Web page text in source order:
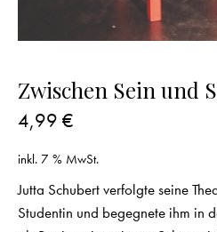
Zwischen Sein und
4,99 €
inkl. 7 % MwSt.
Jutta Schubert verfolgte seine
Studentin und begegnete ihm in